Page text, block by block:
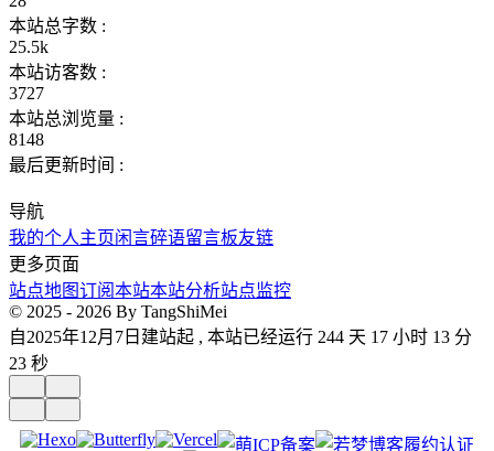
本站总字数 :
25.5k
本站访客数 :
3727
本站总浏览量 :
8148
最后更新时间 :
导航
我的个人主页闲言碎语留言板友链
更多页面
站点地图订阅本站本站分析站点监控
© 2025 - 2026 By TangShiMei
自2025年12月7日建站起 , 本站已经运行 244 天 17 小时 13 分
25 秒